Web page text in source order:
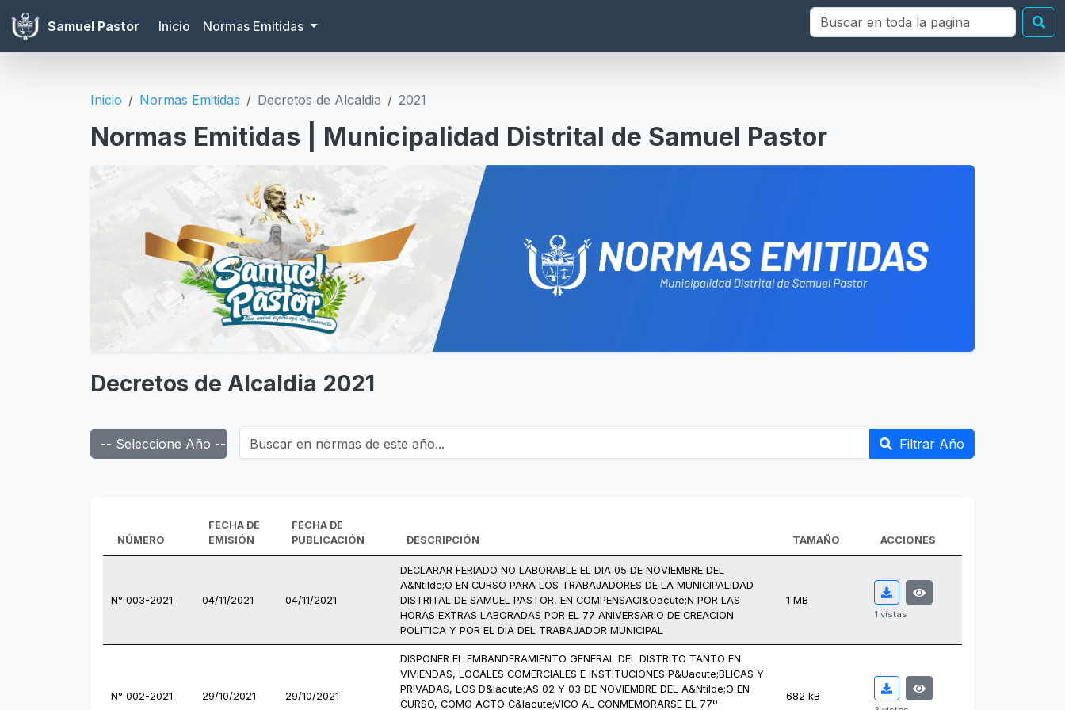
Samuel Pastor Inicio Normas Emitidas
Buscar en toda la página
Inicio Normas Emitidas Decretos de Alcaldia 2021
Normas Emitidas | Municipalidad Distrital de Samuel Pastor
Decretos de Alcaldia 2021
-- Seleccione Año -- Buscar en normas de este año... Filtrar Año
NÚMERO
FECHA DE
EMISIÓN
FECHA DE
PUBLICACIÓN
DESCRIPCIÓN TAMAÑO ACCIONES
N° 003-2021 04/11/2021 04/11/2021
DECLARAR FERIADO NO LABORABLE EL DIA 05 DE NOVIEMBRE DEL
A&Ntilde;O EN CURSO PARA LOS TRABAJADORES DE LA MUNICIPALIDAD
DISTRITAL DE SAMUEL PASTOR, EN COMPENSACI&Oacute;N POR LAS
HORAS EXTRAS LABORADAS POR EL 77 ANIVERSARIO DE CREACION
POLITICA Y POR EL DIA DEL TRABAJADOR MUNICIPAL
1 MB
1 vistas
N° 002-2021 29/10/2021 29/10/2021
DISPONER EL EMBANDERAMIENTO GENERAL DEL DISTRITO TANTO EN
VIVIENDAS, LOCALES COMERCIALES E INSTITUCIONES P&Uacute;BLICAS Y
PRIVADAS, LOS D&Iacute;AS 02 Y 03 DE NOVIEMBRE DEL A&Ntilde;O EN
CURSO, COMO ACTO C&Iacute;VICO AL CONMEMORARSE EL 77º
682 kB